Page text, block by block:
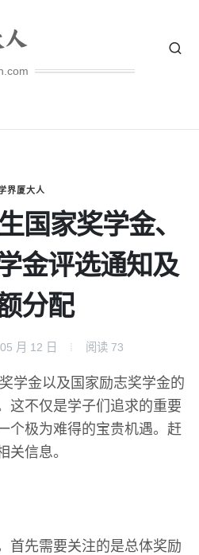
界厦大人
国家奖学金、
金评选通知及
分配
月 12 日 阅读 73
学金以及国家励志奖学金的
这不仅是学子们追求的重要
个极为难得的宝贵机遇。赶
关信息。
首先需要关注的是总体奖励